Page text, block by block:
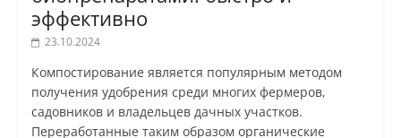
эффективно
23.10.2024
Компостирование является популярным методом
получения удобрения среди многих фермеров,
садовников и владельцев дачных участков.
Переработанные таким образом органические